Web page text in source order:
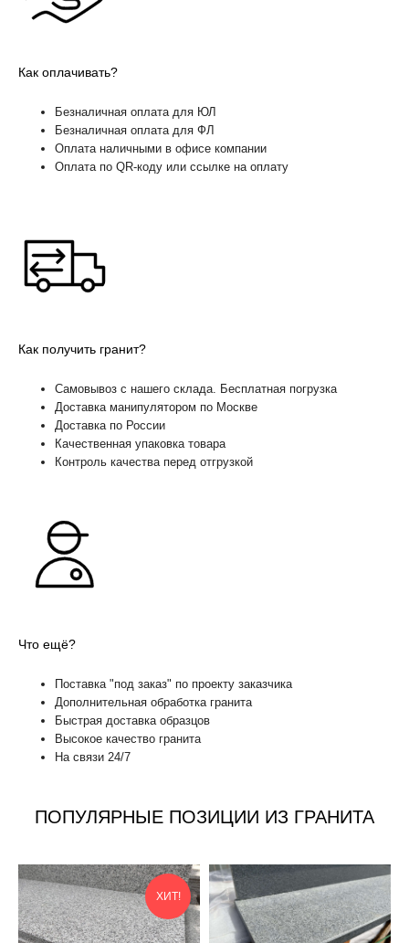
Как оплачивать?
Безналичная оплата для ЮЛ
Безналичная оплата для ФЛ
Оплата наличными в офисе компании
Оплата по QR-коду или ссылке на оплату
Как получить гранит?
Самовывоз с нашего склада. Бесплатная погрузка
Доставка манипулятором по Москве
Доставка по России
Качественная упаковка товара
Контроль качества перед отгрузкой
Что ещё?
Поставка "под заказ" по проекту заказчика
Дополнительная обработка гранита
Быстрая доставка образцов
Высокое качество гранита
На связи 24/7
ПОПУЛЯРНЫЕ ПОЗИЦИИ ИЗ ГРАНИТА
ХИТ!